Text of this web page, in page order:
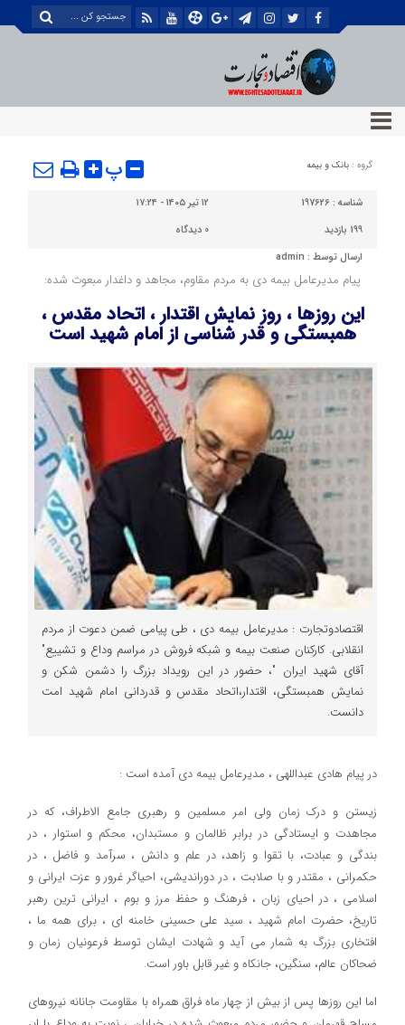
گروه : بانک و بیمه پ
شناسه : 197626
۱۲ تیر ۱۴۰۵ - ۱۷:۲۴
199 بازدید
0 دیدگاه
ارسال توسط : admin
پیام مدیرعامل بیمه دی به مردم مقاوم، مجاهد و داغدار مبعوث شده:
این روزها ، روز نمایش اقتدار ، اتحاد مقدس ،
همبستگی و قدر شناسی از امام شهید است
اقتصادوتجارت : مدیرعامل بیمه دی ، طی پیامی ضمن دعوت از مردم
انقلابی. کارکنان صنعت بیمه و شبکه فروش در مراسم وداع و تشییع"
آقای شهید ایران "، حضور در این رویداد بزرگ را دشمن شکن و
نمایش همبستگی، اقتدار،اتحاد مقدس و قدردانی امام شهید امت
دانست.
در پیام هادی عبداللهی ، مدیرعامل بیمه دی آمده است :
زیستن و درک زمان ولی امر مسلمین و رهبری جامع الاطراف، که در
مجاهدت و ایستادگی در برابر ظالمان و مستبدان، محکم و استوار ، در
بندگی و عبادت، با تقوا و زاهد، در علم و دانش ، سرآمد و فاضل ، در
حکمرانی ، مقتدر و با صلابت ، در دوراندیشی، احیاگر غرور و عزت ایرانی و
اسلامی ، در احیای زبان ، فرهنگ و حفظ مرز و بوم ، ایرانی ترین رهبر
تاریخ، حضرت امام شهید ، سید علی حسینی خامنه ای ، برای همه ما ،
افتخاری بزرگ به شمار می آید و شهادت ایشان توسط فرعونیان زمان و
ضحاکان عالم، سنگین، جانکاه و غیر قابل باور است.
اما این روزها پس از بیش از چهار ماه فراق همراه با مقاومت جانانه نیروهای